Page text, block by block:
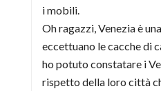
i mobili.
Oh ragazzi, Venezia è
eccettuano le cacche di
ho potuto constatare i
rispetto della loro città